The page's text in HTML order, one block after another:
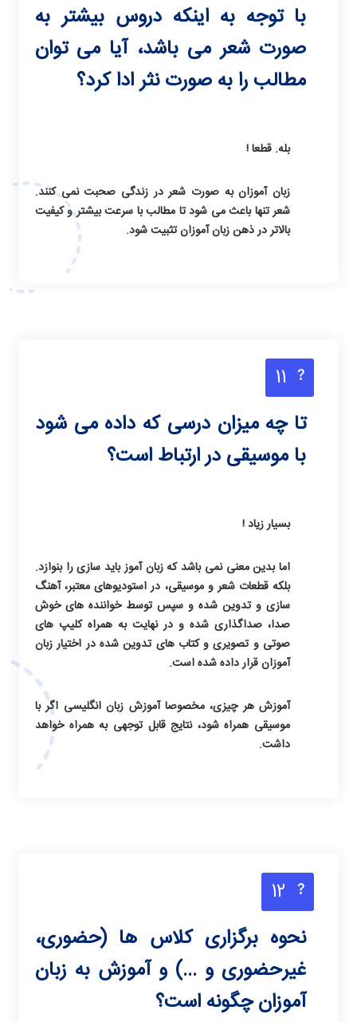
با توجه به اینکه دروس بیشتر به
صورت شعر می باشد، آیا می توان
مطالب را به صورت نثر ادا کرد؟
بله. قطعا !
زبان آموزان به صورت شعر در زندگی صحبت نمی کنند.
شعر تنها باعث می شود تا مطالب با سرعت بیشتر و کیفیت
بالاتر در ذهن زبان آموزان تثبیت شود.
11
تا چه میزان درسی که داده می شود
با موسیقی در ارتباط است؟
بسیار زیاد !
اما بدین معنی نمی باشد که زبان آموز باید سازی را بنوازد.
بلکه قطعات شعر و موسیقی، در استودیوهای معتبر، آهنگ
سازی و تدوین شده و سپس توسط خواننده های خوش
صدا، صداگذاری شده و در نهایت به همراه کلیپ های
صوتی و تصویری و کتاب های تدوین شده در اختیار زبان
آموزان قرار داده شده است.
آموزش هر چیزی، مخصوصاآموزش زبان انگلیسی اگر با
موسیقی همراه شود، نتایج قابل توجهی به همراه خواهد
داشت.
12
نحوه برگزاری کلاس ها (حضوری،
غیرحضوری و ...) و آموزش به زبان
آموزان چگونه است؟